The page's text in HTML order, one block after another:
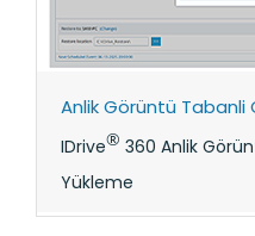
Anlik Görüntü Tabanli
IDrive® 360 Anlik
Yükleme